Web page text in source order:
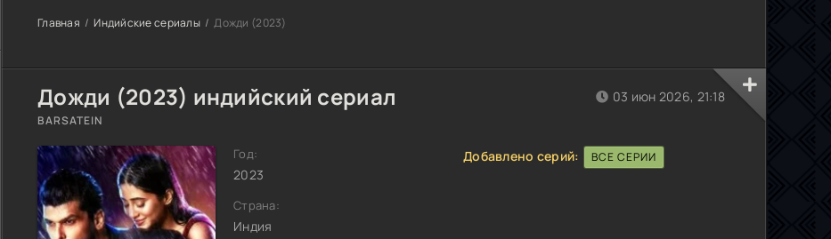
Главная Индийские сериалы Дожди (2023)
Дожди (2023) индийский сериал
BARSATEIN
Год:
2023
Страна:
Индия
03 июн 2026, 21:18
Добавлено серий: ВСЕ СЕРИИ